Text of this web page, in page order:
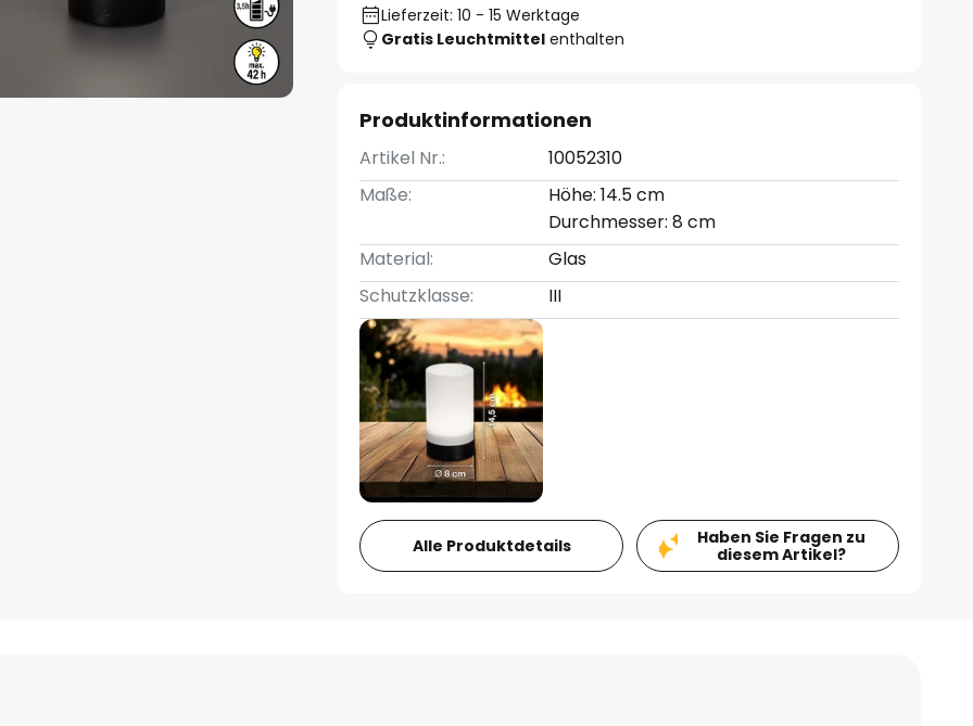
Lieferzeit: 10 - 15 Werktage
Gratis Leuchtmittel enthalten
Produktinformationen
Artikel Nr.:
10052310
Maße:
Höhe: 14.5 cm
Durchmesser: 8 cm
Material:
Glas
Schutzklasse:
III
Alle Produktdetails
Haben Sie Fragen zu
diesem Artikel?